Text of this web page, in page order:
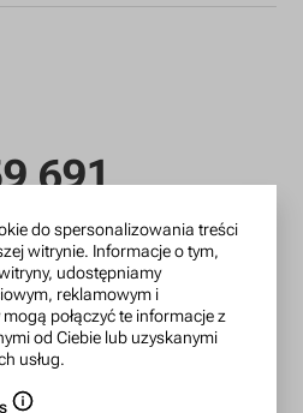
691
18:00
podaj w tytule
w potwierdzeniu.
do spersonalizowania treści
witrynie. Informacje o tym,
udostępniamy
reklamowym i
połączyć te informacje z
od Ciebie lub uzyskanymi
usług.